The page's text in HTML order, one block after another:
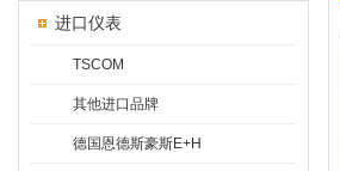
进口仪表
TSCOM
其他进口品牌
德国恩德斯豪斯E+H